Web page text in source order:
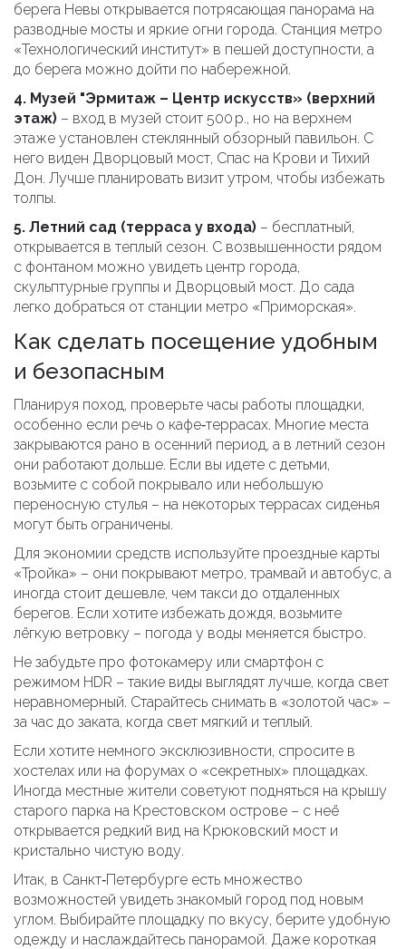
берега Невы открывается потрясающая панорама на
разводные мосты и яркие огни города. Станция метро
«Технологический институт» в пешей доступности, а
до берега можно дойти по набережной.
4. Музей "Эрмитаж – Центр искусств» (верхний
этаж) – вход в музей стоит 500 р., но на верхнем
этаже установлен стеклянный обзорный павильон. С
него виден Дворцовый мост, Спас на Крови и Тихий
Дон. Лучше планировать визит утром, чтобы избежать
толпы.
5. Летний сад (терраса у входа) – бесплатный,
открывается в теплый сезон. С возвышенности рядом
с фонтаном можно увидеть центр города,
скульптурные группы и Дворцовый мост. До сада
легко добраться от станции метро «Приморская».
Как сделать посещение удобным
и безопасным
Планируя поход, проверьте часы работы площадки,
особенно если речь о кафе‑террасах. Многие места
закрываются рано в осенний период, а в летний сезон
они работают дольше. Если вы идете с детьми,
возьмите с собой покрывало или небольшую
переносную стулья – на некоторых террасах сиденья
могут быть ограничены.
Для экономии средств используйте проездные карты
«Тройка» – они покрывают метро, трамвай и автобус, а
иногда стоит дешевле, чем такси до отдаленных
берегов. Если хотите избежать дождя, возьмите
лёгкую ветровку – погода у воды меняется быстро.
Не забудьте про фотокамеру или смартфон с
режимом HDR – такие виды выглядят лучше, когда свет
неравномерный. Старайтесь снимать в «золотой час» –
за час до заката, когда свет мягкий и теплый.
Если хотите немного эксклюзивности, спросите в
хостелах или на форумах о «секретных» площадках.
Иногда местные жители советуют подняться на крышу
старого парка на Крестовском острове – с неё
открывается редкий вид на Крюковский мост и
кристально чистую воду.
Итак, в Санкт‑Петербурге есть множество
возможностей увидеть знакомый город под новым
углом. Выбирайте площадку по вкусу, берите удобную
одежду и наслаждайтесь панорамой. Даже короткая